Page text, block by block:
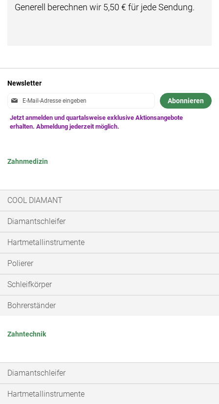
Generell berechnen wir 5,50 € für jede Sendung.
Newsletter
Anmeldung
Newsletter:
Abonnieren
Zahnmedizin
COOL DIAMANT
Diamantschleifer
Hartmetallinstrumente
Polierer
Schleifkörper
Bohrerständer
Zahntechnik
Diamantschleifer
Hartmetallinstrumente